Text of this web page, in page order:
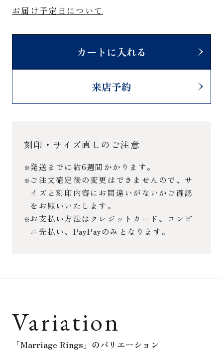
お届け予定日について
カートに入れる
来店予約
刻印・サイズ直しのご注意
発送までに約6週間かかります。
ご注文確定後の変更はできませんので、サ
イズと刻印内容にお間違いがないかご確認
をお願いいたします。
お支払い方法はクレジットカード、コンビ
ニ先払い、PayPayのみとなります。
Variation
「Marriage Rings」 のバリエーション